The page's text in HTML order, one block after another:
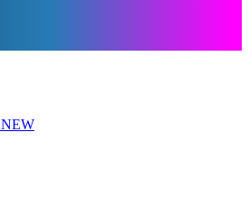
NEW